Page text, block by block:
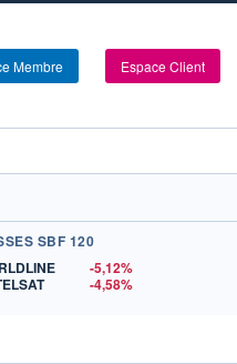
Membre Espace Client
SBF 120
-5,12%
-4,58%